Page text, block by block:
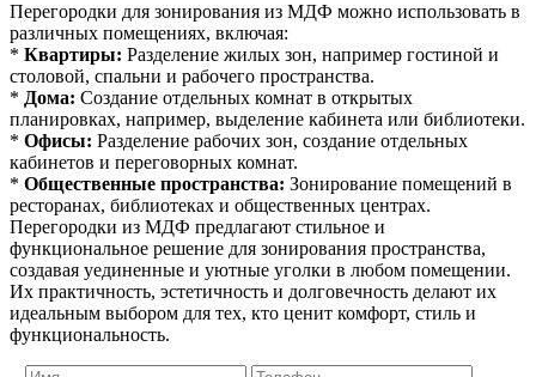
Перегородки для зонирования из МДФ можно использовать в
различных помещениях, включая:
* Квартиры: Разделение жилых зон, например гостиной и
столовой, спальни и рабочего пространства.
* Дома: Создание отдельных комнат в открытых
планировках, например, выделение кабинета или библиотеки.
* Офисы: Разделение рабочих зон, создание отдельных
кабинетов и переговорных комнат.
* Общественные пространства: Зонирование помещений в
ресторанах, библиотеках и общественных центрах.
Перегородки из МДФ предлагают стильное и
функциональное решение для зонирования пространства,
создавая уединенные и уютные уголки в любом помещении.
Их практичность, эстетичность и долговечность делают их
идеальным выбором для тех, кто ценит комфорт, стиль и
функциональность.